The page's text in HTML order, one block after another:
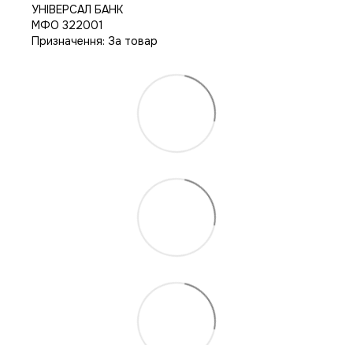
УНІВЕРСАЛ БАНК
МФО 322001
Призначення: За товар